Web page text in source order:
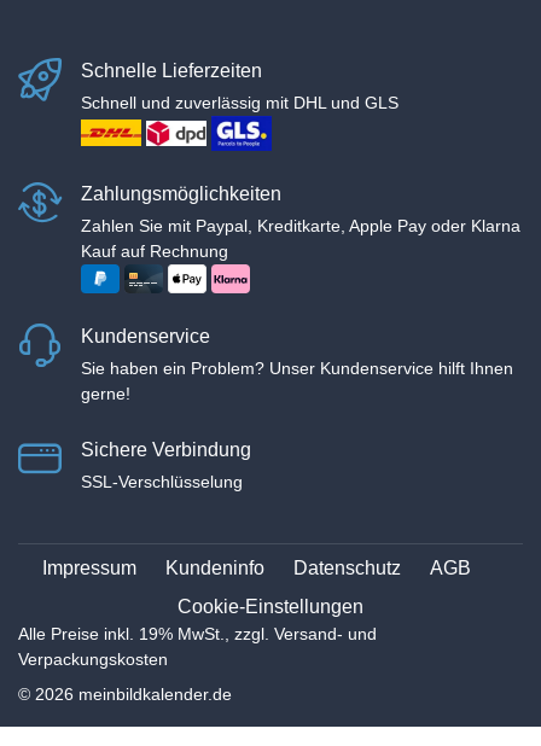
Schnelle Lieferzeiten
Schnell und zuverlässig mit DHL und GLS
Zahlungsmöglichkeiten
Zahlen Sie mit Paypal, Kreditkarte, Apple Pay oder Klarna
Kauf auf Rechnung
Kundenservice
Sie haben ein Problem? Unser Kundenservice hilft Ihnen
gerne!
Sichere Verbindung
SSL-Verschlüsselung
Impressum Kundeninfo Datenschutz
AGB
Cookie-Einstellungen
Alle Preise inkl. 19% MwSt., zzgl. Versand- und
Verpackungskosten
© 2026 meinbildkalender.de